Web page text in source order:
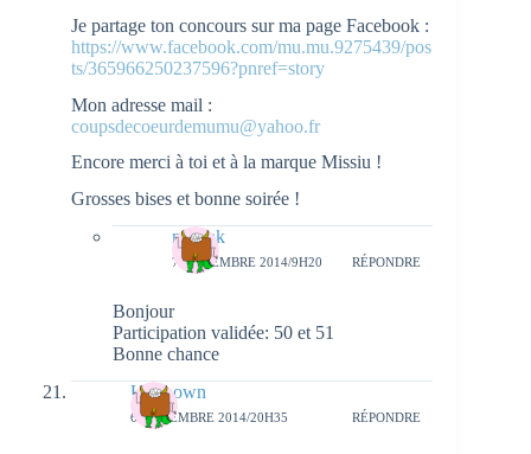
Je partage ton concours sur ma page Facebook :
https://www.facebook.com/mu.mu.9275439/pos
ts/365966250237596?pnref=story
Mon adresse mail :
coupsdecoeurdemumu@yahoo.fr
Encore merci à toi et à la marque Missiu !
Grosses bises et bonne soirée !
natieak
7 NOVEMBRE 2014/9H20 RÉPONDRE
Bonjour
Participation validée: 50 et 51
Bonne chance
Unknown
6 NOVEMBRE 2014/20H35 RÉPONDRE